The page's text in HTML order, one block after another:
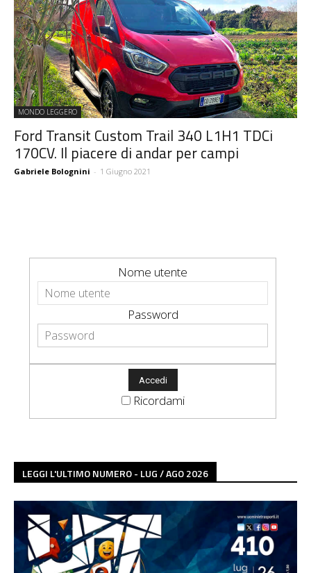
MONDO LEGGERO
Ford Transit Custom Trail 340 L1H1 TDCi
170CV. Il piacere di andar per campi
Gabriele Bolognini - 1 Giugno 2021
Nome utente
Password
Ricordami
LEGGI L'ULTIMO NUMERO - LUG / AGO 2026